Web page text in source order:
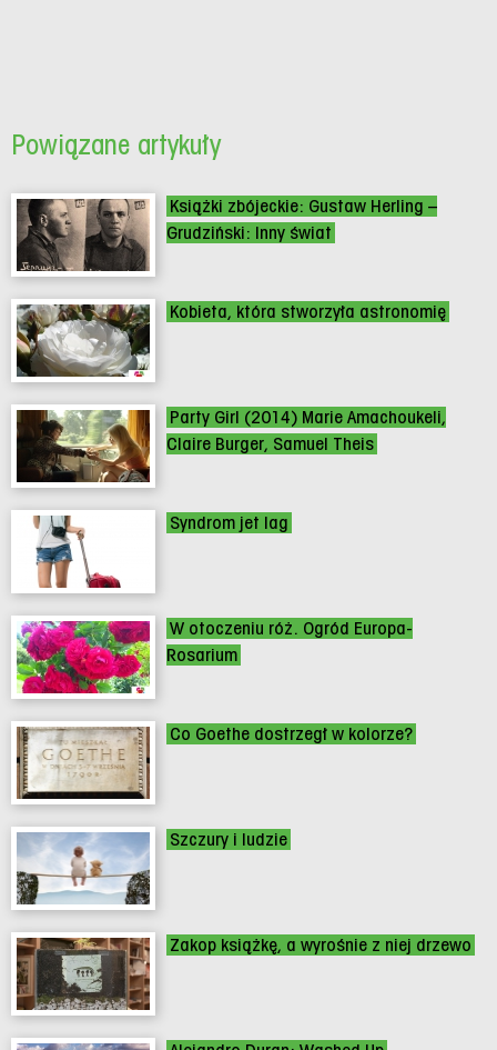
Powiązane artykuły
Książki zbójeckie: Gustaw Herling –
Grudziński: Inny świat
Kobieta, która stworzyła astronomię
Party Girl (2014) Marie Amachoukeli,
Claire Burger, Samuel Theis
Syndrom jet lag
W otoczeniu róż. Ogród Europa-
Rosarium
Co Goethe dostrzegł w kolorze?
Szczury i ludzie
Zakop książkę, a wyrośnie z niej drzewo